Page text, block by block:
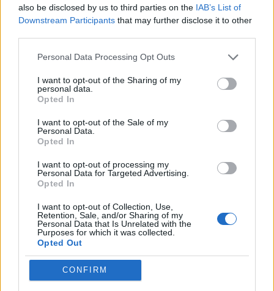
also be disclosed by us to third parties on the IAB’s List of
Downstream Participants that may further disclose it to other
Personal Data Processing Opt Outs
I want to opt-out of the Sharing of my
personal data.
Opted In
I want to opt-out of the Sale of my
Personal Data.
Opted In
I want to opt-out of processing my
Personal Data for Targeted Advertising.
Opted In
I want to opt-out of Collection, Use,
Retention, Sale, and/or Sharing of my
Personal Data that Is Unrelated with the
Purposes for which it was collected.
Opted Out
CONFIRM
Septemberfest puliszkával,
főzőversennyel